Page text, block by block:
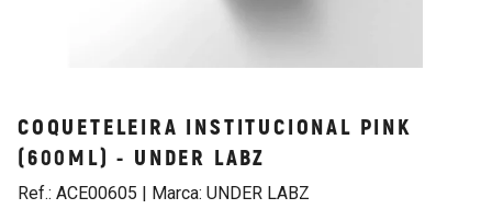
COQUETELEIRA INSTITUCIONAL PINK
(600ML) - UNDER LABZ
Ref.: ACE00605 | Marca: UNDER LABZ